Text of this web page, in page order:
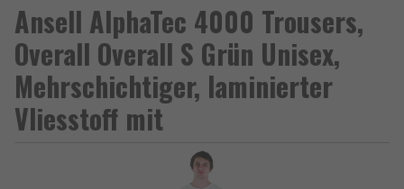
Ansell AlphaTec 4000 Trousers,
Overall Overall S Grün Unisex,
Mehrschichtiger, laminierter
Vliesstoff mit